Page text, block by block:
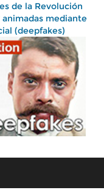
de la Revolución
mediante
(deepfakes)